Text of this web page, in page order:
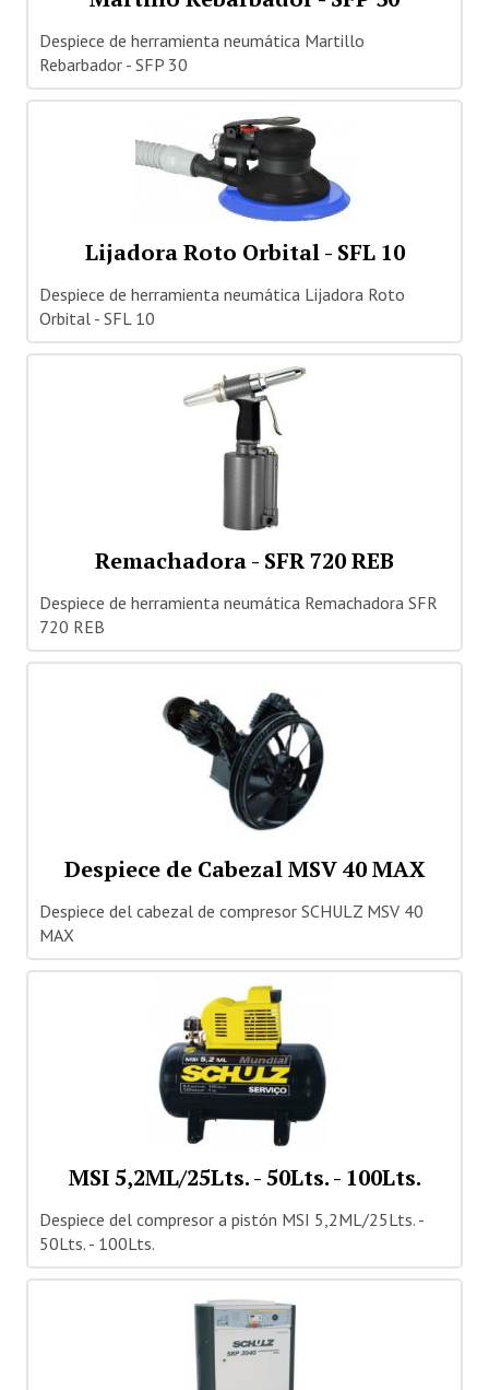
Despiece de herramienta neumática Martillo
Rebarbador - SFP 30
Lijadora Roto Orbital - SFL 10
Despiece de herramienta neumática Lijadora Roto
Orbital - SFL 10
Remachadora - SFR 720 REB
Despiece de herramienta neumática Remachadora SFR
720 REB
Despiece de Cabezal MSV 40 MAX
Despiece del cabezal de compresor SCHULZ MSV 40
MAX
MSI 5,2ML/25Lts. - 50Lts. - 100Lts.
Despiece del compresor a pistón MSI 5,2ML/25Lts. -
50Lts. - 100Lts.